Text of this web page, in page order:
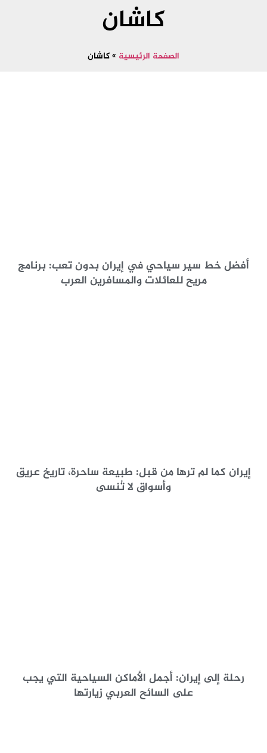
كاشان
الصفحة الرئيسية »كاشان
أفضل خط سير سياحي في إيران بدون تعب: برنامج
مريح للعائلات والمسافرين العرب
إيران كما لم ترها من قبل: طبيعة ساحرة، تاريخ عريق
وأسواق لا تُنسى
رحلة إلى إيران: أجمل الأماكن السياحية التي يجب
على السائح العربي زيارتها